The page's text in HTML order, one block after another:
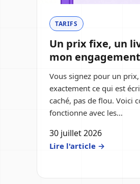
TARIFS
Un prix fixe, un
mon
Vous signez pour un
exactement ce qui est
caché, pas de flou. Voici
fonctionne avec les...
30 juillet 2026
Lire l'article →